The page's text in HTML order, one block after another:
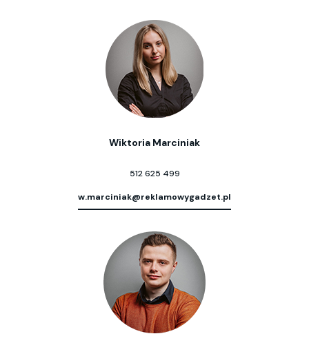
Wiktoria Marciniak
512 625 499
w.marciniak@reklamowygadzet.pl